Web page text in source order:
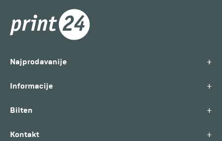
Najprodavanije +
Informacije +
Bilten +
Kontakt +